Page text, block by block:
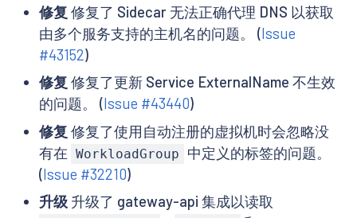
修复 修复了 Sidecar 无法正确代理 DNS 以获取
由多个服务支持的主机名的问题。 (Issue
#43152)
修复 修复了更新 Service ExternalName 不生效
的问题。 (Issue #43440)
修复 修复了使用自动注册的虚拟机时会忽略没
有在 WorkloadGroup
中定义的标签的问题。
(Issue #32210)
升级升级了 gateway-api 集成以读取